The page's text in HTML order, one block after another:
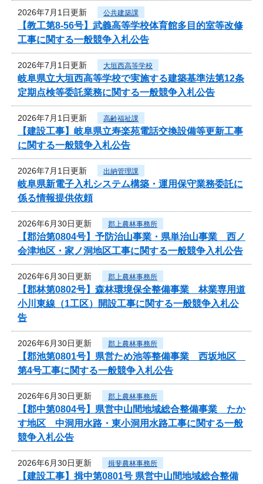
2026年7月1日更新 公共建築課
【教工第8-56号】武義高等学校体育館多目的室等改修
工事に関する一般競争入札公告
2026年7月1日更新 大垣西高等学校
岐阜県立大垣西高等学校で実施する建築基準法第12条
定期点検等委託業務に関する一般競争入札公告
2026年7月1日更新 高齢福祉課
【建設工事】岐阜県立寿楽苑電話交換設備等更新工事
に関する一般競争入札公告
2026年7月1日更新 出納管理課
岐阜県新電子入札システム構築・運用保守業務委託に
係る情報提供依頼
2026年6月30日更新 郡上農林事務所
【郡治第0804号】予防治山事業・県単治山事業 西ノ
会津地区・家ノ洞地区工事に関する一般競争入札公告
2026年6月30日更新 郡上農林事務所
【郡林第0802号】森林環境保全整備事業 林業専用道
小川東線（1工区）開設工事に関する一般競争入札公
告
2026年6月30日更新 郡上農林事務所
【郡池第0801号】県営ため池等整備事業 西坂地区
第4号工事に関する一般競争入札公告
2026年6月30日更新 郡上農林事務所
【郡中第0804号】県営中山間地域総合整備事業 たか
す地区 中洞用水路・東小洞用水路工事に関する一般
競争入札公告
2026年6月30日更新 揖斐農林事務所
【建設工事】揖中第0801号 県営中山間地域総合整備